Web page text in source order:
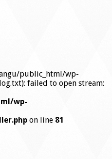
public_html/wp-
failed to open stream:
wp-
on line 81